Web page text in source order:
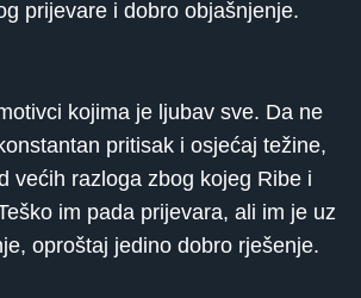
prijevare i dobro objašnjenje.
kojima je ljubav sve. Da ne
pritisak i osjećaj težine,
većih razloga zbog kojeg Ribe i
im pada prijevara, ali im je uz
oproštaj jedino dobro rješenje.